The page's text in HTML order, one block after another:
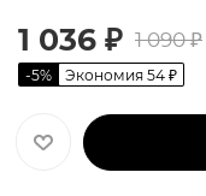
1 036 ₽ 1 090₽
-5% Экономия 54 ₽